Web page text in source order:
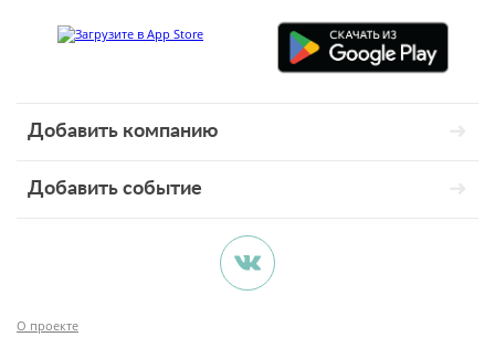
Добавить компанию
Добавить событие
О проекте